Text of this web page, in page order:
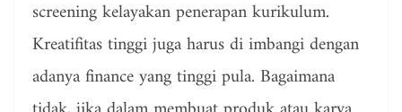
screening kelayakan penerapan kurikulum.
Kreatifitas tinggi juga harus di imbangi dengan
adanya finance yang tinggi pula. Bagaimana